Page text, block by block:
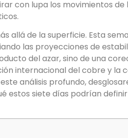
con lupa los movimientos de
allá de la superficie. Esta
las proyecciones de
del azar, sino de una
internacional del cobre y la
análisis profundo,
estos siete días podrían